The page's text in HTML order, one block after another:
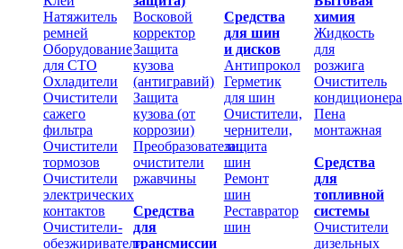
Натяжитель
ремней
Оборудование
для СТО
Охладители
Очистители
сажего
фильтра
Очистители
тормозов
Очистители
электрических
контактов
Очистители-
обезжириватели
Восковой
корректор
Защита
кузова
(антигравий)
Защита
кузова (от
коррозии)
Преобразователи,
очистители
ржавчины
Средства
для
трансмиссии
Средства
для шин
и дисков
Антипрокол
Герметик
для шин
Очистители,
чернители,
защита
шин
Ремонт
шин
Реставратор
шин
химия
Жидкость
для
розжига
Очиститель
кондиционера
Пена
монтажная
Средства
для
топливной
системы
Очистители
дизельных